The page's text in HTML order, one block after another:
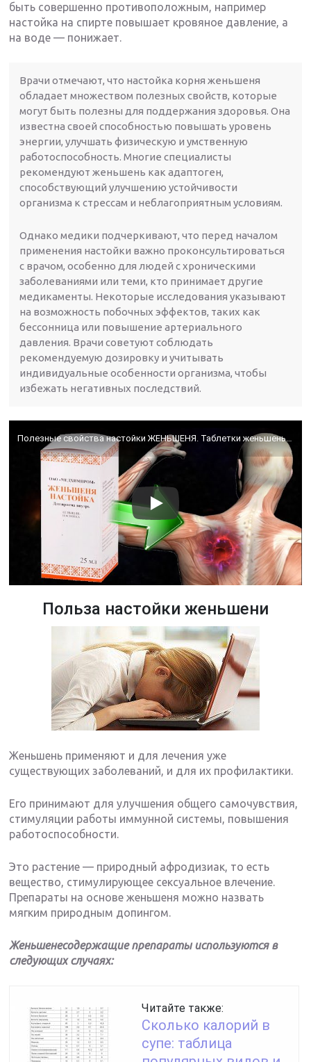
быть совершенно противоположным, например
настойка на спирте повышает кровяное давление, а
на воде — понижает.
Врачи отмечают, что настойка корня женьшеня
обладает множеством полезных свойств, которые
могут быть полезны для поддержания здоровья. Она
известна своей способностью повышать уровень
энергии, улучшать физическую и умственную
работоспособность. Многие специалисты
рекомендуют женьшень как адаптоген,
способствующий улучшению устойчивости
организма к стрессам и неблагоприятным условиям.
Однако медики подчеркивают, что перед началом
применения настойки важно проконсультироваться
с врачом, особенно для людей с хроническими
заболеваниями или теми, кто принимает другие
медикаменты. Некоторые исследования указывают
на возможность побочных эффектов, таких как
бессонница или повышение артериального
давления. Врачи советуют соблюдать
рекомендуемую дозировку и учитывать
индивидуальные особенности организма, чтобы
избежать негативных последствий.
Полезные свойства настойки ЖЕНЬШЕНЯ. Таблетки женьшень. Женьшень польза
Польза настойки женьшени
Женьшень применяют и для лечения уже
существующих заболеваний, и для их профилактики.
Его принимают для улучшения общего самочувствия,
стимуляции работы иммунной системы, повышения
работоспособности.
Это растение — природный афродизиак, то есть
вещество, стимулирующее сексуальное влечение.
Препараты на основе женьшеня можно назвать
мягким природным допингом.
Женьшенесодержащие препараты используются в
следующих случаях:
Читайте также:
Сколько калорий в
супе: таблица